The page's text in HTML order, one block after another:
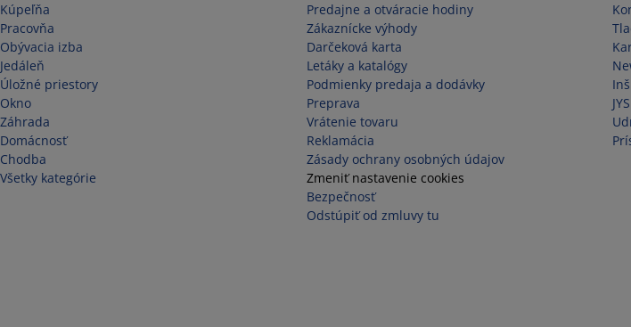
Kúpeľňa
Pracovňa
Obývacia izba
Jedáleň
Úložné priestory
Okno
Záhrada
Domácnosť
Chodba
Všetky kategórie
Predajne a otváracie hodiny
Zákaznícke výhody
Darčeková karta
Letáky a katalógy
Podmienky predaja a dodávky
Preprava
Vrátenie tovaru
Reklamácia
Zásady ochrany osobných údajov
Zmeniť nastavenie cookies
Bezpečnosť
Odstúpiť od zmluvy tu